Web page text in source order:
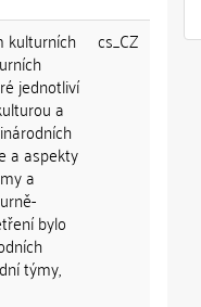
kulturních
jednotliví
a
a aspekty
a
bylo
týmy,
cs_CZ